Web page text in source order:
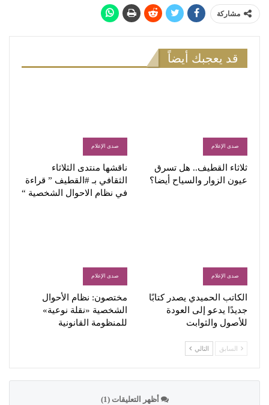
مشاركة
قد يعجبك أيضاً
صدى الإعلام
ثلاثاء القطيف.. هل تسرق
عيون الزوار والسياح أيضا؟
صدى الإعلام
ناقشها منتدى الثلاثاء
الثقافي بـ #القطيف ” قراءة
في نظام الاحوال الشخصية “
صدى الإعلام
الكاتب الحميدي يصدر كتابًا
جديدًا يدعو إلى العودة
للأصول والثوابت
صدى الإعلام
مختصون: نظام الأحوال
الشخصية «نقلة نوعية»
للمنظومة القانونية
السابق التالي
أظهر التعليقات (1)